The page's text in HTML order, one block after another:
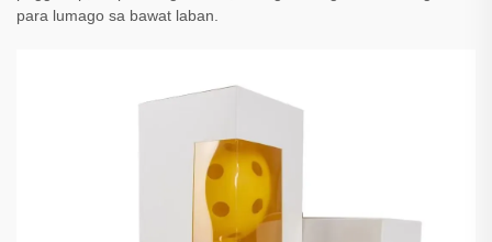
para lumago sa bawat laban.